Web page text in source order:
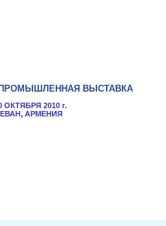
ВЫСТАВКА
ОКТЯБРЯ 2010 г.
АРМЕНИЯ